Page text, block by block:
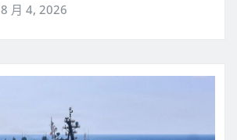
8 月 4, 2026